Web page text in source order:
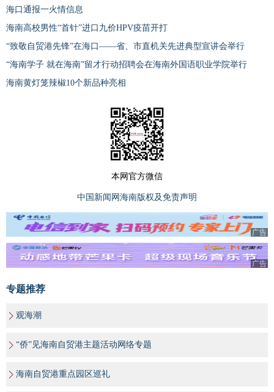
海口通报一火情信息
海南高校男性“首针”进口九价HPV疫苗开打
“致敬自贸港先锋”在海口——省、市直机关先进典型宣讲会举行
“海南学子 就在海南”留才行动招聘会在海南外国语职业学院举行
海南黄灯笼辣椒10个新品种亮相
本网官方微信
中国新闻网海南版权及免责声明
广告
广告
专题推荐
观海潮
“侨”见海南自贸港主题活动网络专题
海南自贸港重点园区巡礼